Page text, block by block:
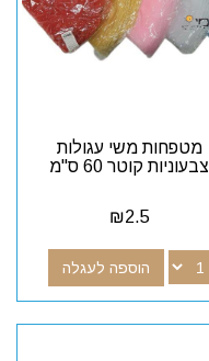
מטפחות משי עגולות
צבעוניות קוטר 60 ס"מ
₪2.5
הוספה לעגלה